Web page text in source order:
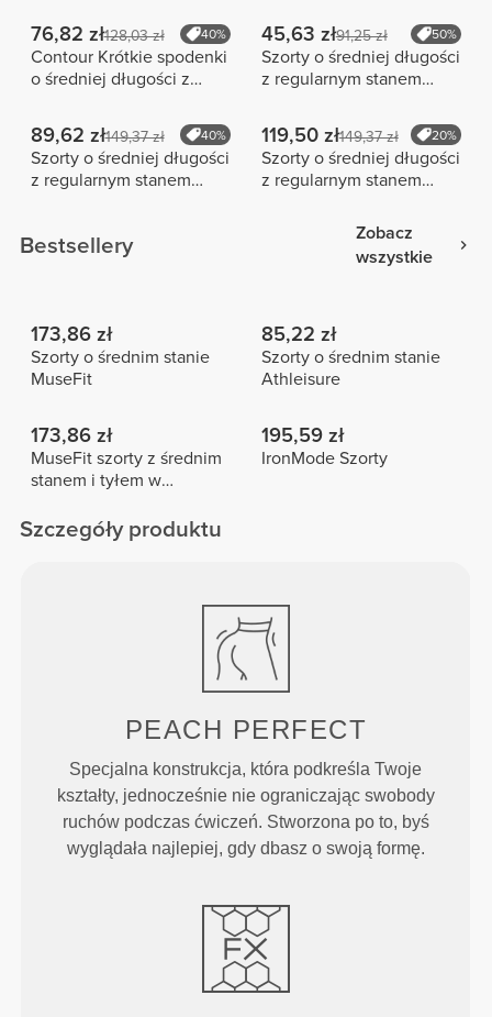
76,82 zł128,03 zł 40%
Contour Krótkie spodenki
o średniej długości z
45,63 zł91,25 zł 50%
Szorty o średniej długości
z regularnym stanem
89,62 zł149,37 zł 40%
Szorty o średniej długości
z regularnym stanem
119,50 zł149,37 zł 20%
Szorty o średniej długości
z regularnym stanem
Bestsellery
Zobacz
wszystkie
173,86 zł
Szorty o średnim stanie
MuseFit
85,22 zł
Szorty o średnim stanie
Athleisure
173,86 zł
MuseFit szorty z średnim
stanem i tyłem w
195,59 zł
IronMode Szorty
Szczegóły produktu
PEACH PERFECT
Specjalna konstrukcja, która podkreśla Twoje
kształty, jednocześnie nie ograniczając swobody
ruchów podczas ćwiczeń. Stworzona po to, byś
wyglądała najlepiej, gdy dbasz o swoją formę.